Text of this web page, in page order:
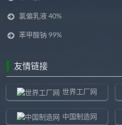
氯偏乳液 40%
苯甲酸钠 99%
友情链接
世界工厂网
中国制造网